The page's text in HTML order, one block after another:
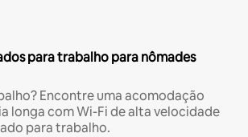
para trabalho para nômades
Encontre uma acomodação
longa com Wi-Fi de alta velocidade
para trabalho.